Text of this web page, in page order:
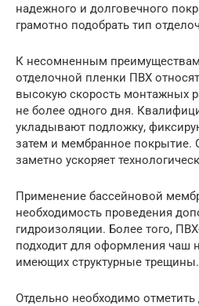
надежного и долговечного
грамотно подобрать тип
К несомненным
отделочной пленки ПВХ
высокую скорость монтажных
не более одного дня.
укладывают подложку,
затем и мембранное покрытие.
заметно ускоряет
Применение бассейновой
необходимость проведения
гидроизоляции. Более того,
подходит для оформления чаш
имеющих структурные трещины.
Отдельно необходимо